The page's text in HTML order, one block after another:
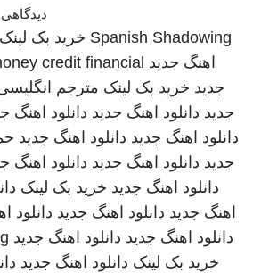
Spanish Shadowing خرید بک لینک
اهنگ جدید credit financial
جدید خرید بک لینک مترجم
جدید دانلود اهنگ جدید دانلود اهنگ
دانلود اهنگ جدید دانلود اهنگ جدید
جدید دانلود اهنگ جدید دانلود اهنگ
دانلود اهنگ جدید خرید بک لینک
اهنگ جدید دانلود اهنگ جدید دانلود
دانلود اهنگ جدید دانلود اهنگ جدید
خرید بک لینک دانلود اهنگ جدید